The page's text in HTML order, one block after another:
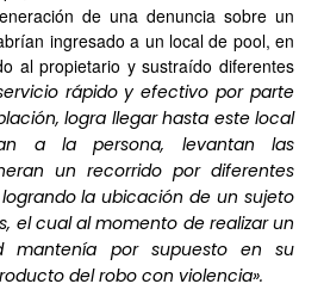
de una denuncia sobre un
ingresado a un local de pool, en
al propietario y sustraído diferentes
rápido y efectivo por parte
logra llegar hasta este local
a la persona, levantan las
un recorrido por diferentes
la ubicación de un sujeto
el cual al momento de realizar un
mantenía por supuesto en su
del robo con violencia».